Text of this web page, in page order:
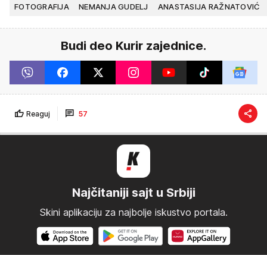
FOTOGRAFIJA NEMANJA GUDELJ ANASTASIJA RAŽNATOVIĆ
Budi deo Kurir zajednice.
Reaguj 57
Najčitaniji sajt u Srbiji
Skini aplikaciju za najbolje iskustvo portala.